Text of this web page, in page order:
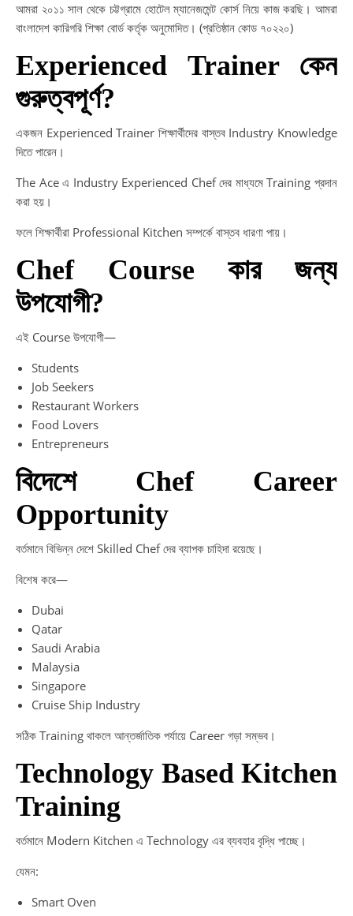
আমরা ২০১১ সাল থেকে চট্টগ্রামে হোটেল ম্যানেজমেন্ট কোর্স নিয়ে কাজ করছি। আমরা
বাংলাদেশ কারিগরি শিক্ষা বোর্ড কর্তৃক অনুমোদিত। (প্রতিষ্ঠান কোড ৭০২২০)
Experienced Trainer কেন
গুরুত্বপূর্ণ?
একজন Experienced Trainer শিক্ষার্থীদের বাস্তব Industry Knowledge
দিতে পারেন।
The Ace এ Industry Experienced Chef দের মাধ্যমে Training প্রদান
করা হয়।
ফলে শিক্ষার্থীরা Professional Kitchen সম্পর্কে বাস্তব ধারণা পায়।
Chef Course কার জন্য
উপযোগী?
এই Course উপযোগী—
Students
Job Seekers
Restaurant Workers
Food Lovers
Entrepreneurs
বিদেশে Chef Career
Opportunity
বর্তমানে বিভিন্ন দেশে Skilled Chef দের ব্যাপক চাহিদা রয়েছে।
বিশেষ করে—
Dubai
Qatar
Saudi Arabia
Malaysia
Singapore
Cruise Ship Industry
সঠিক Training থাকলে আন্তর্জাতিক পর্যায়ে Career গড়া সম্ভব।
Technology Based Kitchen
Training
বর্তমানে Modern Kitchen এ Technology এর ব্যবহার বৃদ্ধি পাচ্ছে।
যেমন:
Smart Oven